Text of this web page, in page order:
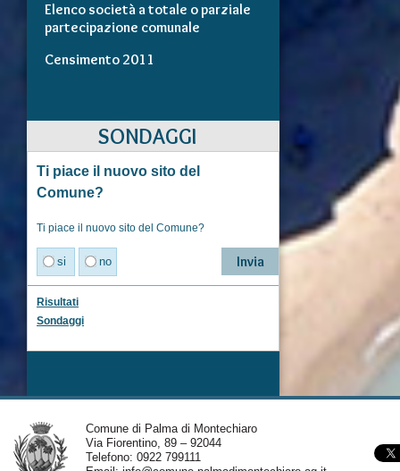
Elenco società a totale o parziale
partecipazione comunale
Censimento 2011
SONDAGGI
Ti piace il nuovo sito del
Comune?
Ti piace il nuovo sito del Comune?
si no
Risultati
Sondaggi
Comune di Palma di Montechiaro
Via Fiorentino, 89 – 92044
Telefono: 0922 799111